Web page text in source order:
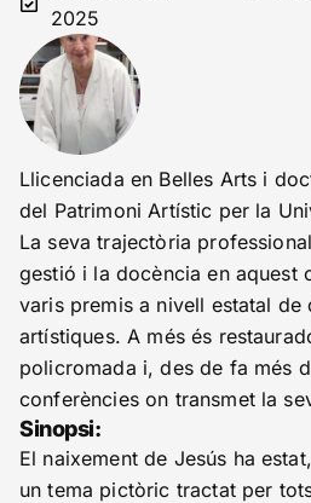
2025
Llicenciada en Belles Arts i
del Patrimoni Artístic per la
La seva trajectòria
gestió i la docència en aquest
varis premis a nivell estatal de
artístiques. A més és
policromada i, des de fa més
conferències on transmet la
Sinopsi:
El naixement de Jesús ha
un tema pictòric tractat per